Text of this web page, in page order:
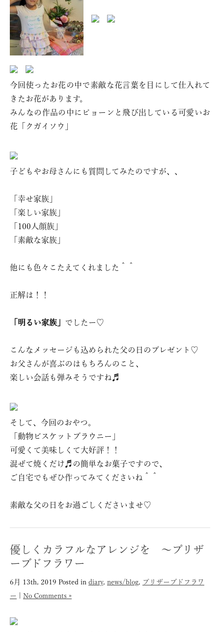
今回使ったお花の中で素敵な花言葉を目にして仕入れて
きたお花があります。
みんなの作品の中にピョーンと飛び出している可愛いお
花「クガイソウ」
子どもやお母さんにも質問してみたのですが、、
「幸せ家族」
「楽しい家族」
「100人顔族」
「素敵な家族」
他にも色々こたえてくれました＾＾
正解は！！
「明るい家族」 でしたー♡
こんなメッセージも込められた父の日のプレゼント♡
お父さんが喜ぶのはもちろんのこと、
楽しい会話も弾みそうですね♬
そして、今回のおやつ。
「動物ビスケットブラウニー」
可愛くて美味しくて大好評！！
混ぜて焼くだけ♬の簡単なお菓子ですので、
ご自宅でもぜひ作ってみてくださいね＾＾
素敵な父の日をお過ごしくださいませ♡
優しくカラフルなアレンジを 〜プリザ
ーブドフラワー
6月 13th, 2019 Posted in diary, news/blog, プリザーブドフラワ
ー
No Comments »